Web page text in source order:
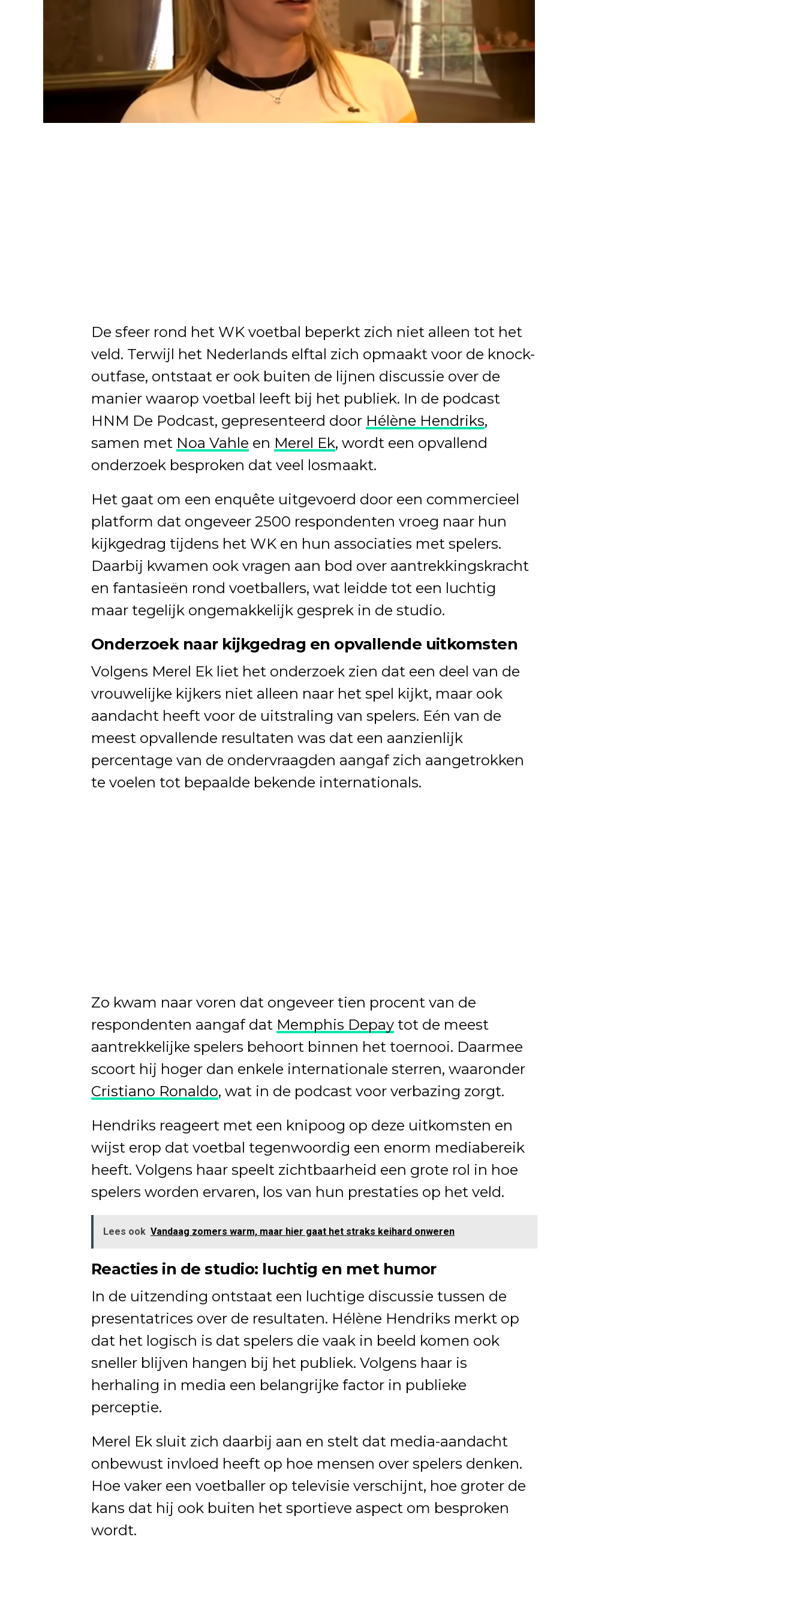
De sfeer rond het WK voetbal beperkt zich niet alleen tot het
veld. Terwijl het Nederlands elftal zich opmaakt voor de knock-
outfase, ontstaat er ook buiten de lijnen discussie over de
manier waarop voetbal leeft bij het publiek. In de podcast
HNM De Podcast, gepresenteerd door Hélène Hendriks,
samen met Noa Vahle en Merel Ek, wordt een opvallend
onderzoek besproken dat veel losmaakt.
Het gaat om een enquête uitgevoerd door een commercieel
platform dat ongeveer 2500 respondenten vroeg naar hun
kijkgedrag tijdens het WK en hun associaties met spelers.
Daarbij kwamen ook vragen aan bod over aantrekkingskracht
en fantasieën rond voetballers, wat leidde tot een luchtig
maar tegelijk ongemakkelijk gesprek in de studio.
Onderzoek naar kijkgedrag en opvallende uitkomsten
Volgens Merel Ek liet het onderzoek zien dat een deel van de
vrouwelijke kijkers niet alleen naar het spel kijkt, maar ook
aandacht heeft voor de uitstraling van spelers. Eén van de
meest opvallende resultaten was dat een aanzienlijk
percentage van de ondervraagden aangaf zich aangetrokken
te voelen tot bepaalde bekende internationals.
Zo kwam naar voren dat ongeveer tien procent van de
respondenten aangaf dat Memphis Depay tot de meest
aantrekkelijke spelers behoort binnen het toernooi. Daarmee
scoort hij hoger dan enkele internationale sterren, waaronder
Cristiano Ronaldo, wat in de podcast voor verbazing zorgt.
Hendriks reageert met een knipoog op deze uitkomsten en
wijst erop dat voetbal tegenwoordig een enorm mediabereik
heeft. Volgens haar speelt zichtbaarheid een grote rol in hoe
spelers worden ervaren, los van hun prestaties op het veld.
Lees ook Vandaag zomers warm, maar hier gaat het straks keihard onweren
Reacties in de studio: luchtig en met humor
In de uitzending ontstaat een luchtige discussie tussen de
presentatrices over de resultaten. Hélène Hendriks merkt op
dat het logisch is dat spelers die vaak in beeld komen ook
sneller blijven hangen bij het publiek. Volgens haar is
herhaling in media een belangrijke factor in publieke
perceptie.
Merel Ek sluit zich daarbij aan en stelt dat media-aandacht
onbewust invloed heeft op hoe mensen over spelers denken.
Hoe vaker een voetballer op televisie verschijnt, hoe groter de
kans dat hij ook buiten het sportieve aspect om besproken
wordt.